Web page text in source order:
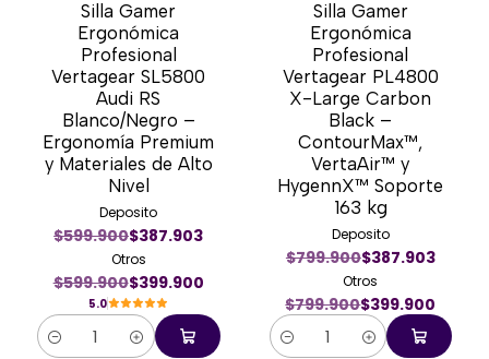
-33%
Silla Gamer
Ergonómica
Profesional
Vertagear SL5800
Audi RS
Blanco/Negro –
Ergonomía Premium
y Materiales de Alto
Nivel
Deposito
$599.900$387.903
Otros
$599.900$399.900
5.0
Cantidad
-50%
Silla Gamer
Ergonómica
Profesional
Vertagear PL4800
X-Large Carbon
Black –
ContourMax™,
VertaAir™ y
HygennX™ Soporte
163 kg
Deposito
$799.900$387.903
Otros
$799.900$399.900
Cantidad